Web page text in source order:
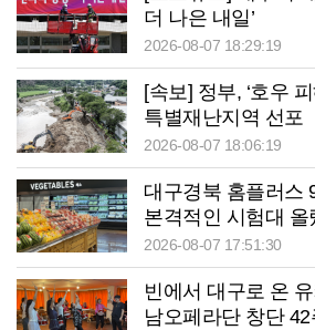
더 나은 내일’
2026-08-07 18:29:19
[속보] 정부, ‘호우
특별재난지역 선포
2026-08-07 18:06:19
대구경북 홈플러스
본격적인 시험대 올
2026-08-07 17:51:30
빈에서 대구로 온
남오페라단 창단